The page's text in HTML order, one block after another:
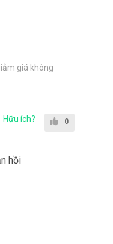
giá không
Hữu ích? 0
hồi